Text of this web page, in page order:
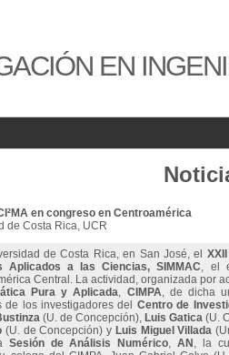
EN
en congreso en Centroamérica
de Costa Rica, UCR
de Costa Rica, en San José, el
Aplicados a las Ciencias, SIMMAC, el
Central. La actividad, organizada por
Pura y Aplicada, CIMPA, de dicha
de los investigadores del Centro de
(U. de Concepción), Luis Gatica (U.
(U. de Concepción) y Luis Miguel Villada
Sesión de Análisis Numérico, AN , la